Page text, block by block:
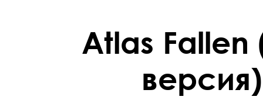
Atlas Fallen